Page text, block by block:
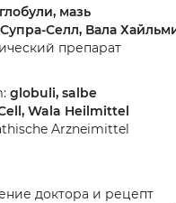
глобули, мазь
Супра-Селл, Вала
препарат
globuli, salbe
Wala Heilmittel
Arzneimittel
доктора и рецепт